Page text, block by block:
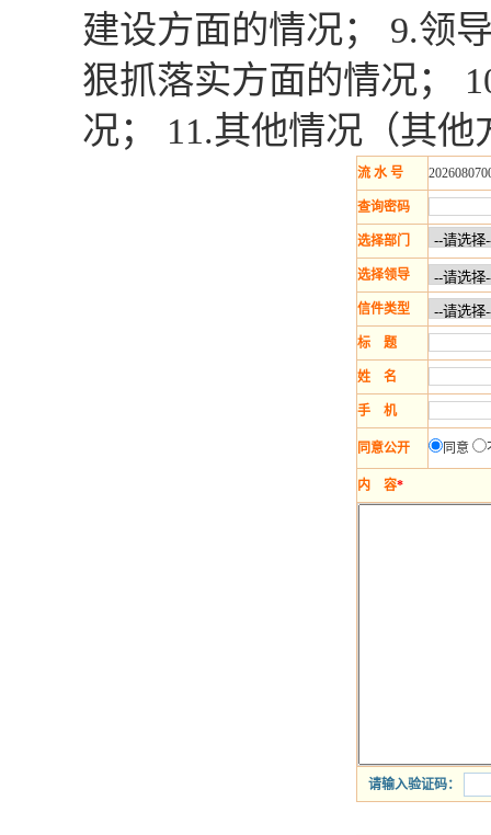
建设方面的情况； 9.领
狠抓落实方面的情况；
况； 11.其他情况（其
流 水 号
查询密码
选择部门
选择领导
信件类型
标 题
姓 名
手 机
同意公开 同意
内 容*
请输入验证码：